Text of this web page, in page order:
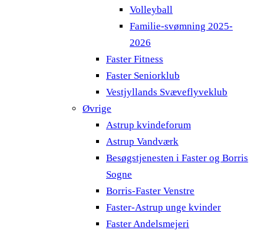
Volleyball
Familie-svømning 2025-
2026
Faster Fitness
Faster Seniorklub
Vestjyllands Svæveflyveklub
Øvrige
Astrup kvindeforum
Astrup Vandværk
Besøgstjenesten i Faster og Borris
Sogne
Borris-Faster Venstre
Faster-Astrup unge kvinder
Faster Andelsmejeri